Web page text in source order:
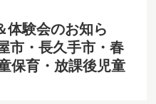
体験会のお知ら
・長久手市・春
保育・放課後児童